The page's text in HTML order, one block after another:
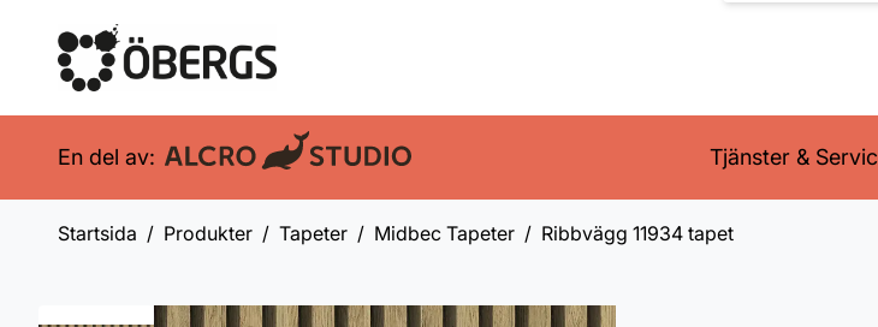
En del av: Tjänster &
Startsida Produkter Tapeter Midbec Tapeter Ribbvägg 11934 tapet